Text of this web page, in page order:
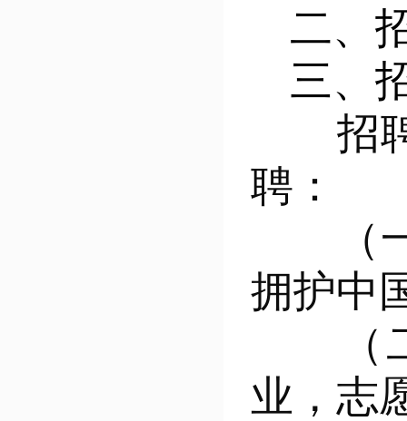
二、
三、
招
聘：
（
拥护中
（
业，志